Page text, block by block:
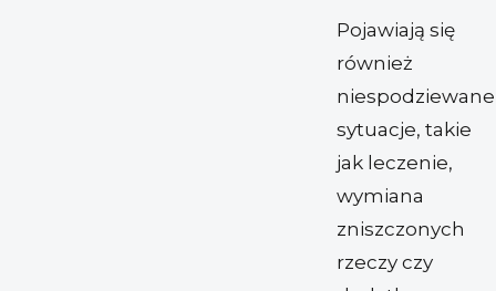
Pojawiają się
również
niespodziewane
sytuacje, takie
jak leczenie,
wymiana
zniszczonych
rzeczy czy